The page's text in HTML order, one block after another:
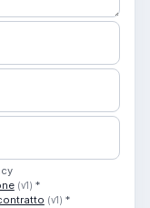
(v1) *
(v1) *